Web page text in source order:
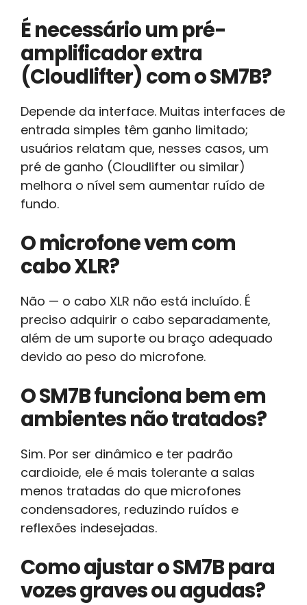
É necessário um pré-
amplificador extra
(Cloudlifter) com o SM7B?
Depende da interface. Muitas interfaces de
entrada simples têm ganho limitado;
usuários relatam que, nesses casos, um
pré de ganho (Cloudlifter ou similar)
melhora o nível sem aumentar ruído de
fundo.
O microfone vem com
cabo XLR?
Não — o cabo XLR não está incluído. É
preciso adquirir o cabo separadamente,
além de um suporte ou braço adequado
devido ao peso do microfone.
O SM7B funciona bem em
ambientes não tratados?
Sim. Por ser dinâmico e ter padrão
cardioide, ele é mais tolerante a salas
menos tratadas do que microfones
condensadores, reduzindo ruídos e
reflexões indesejadas.
Como ajustar o SM7B para
vozes graves ou agudas?